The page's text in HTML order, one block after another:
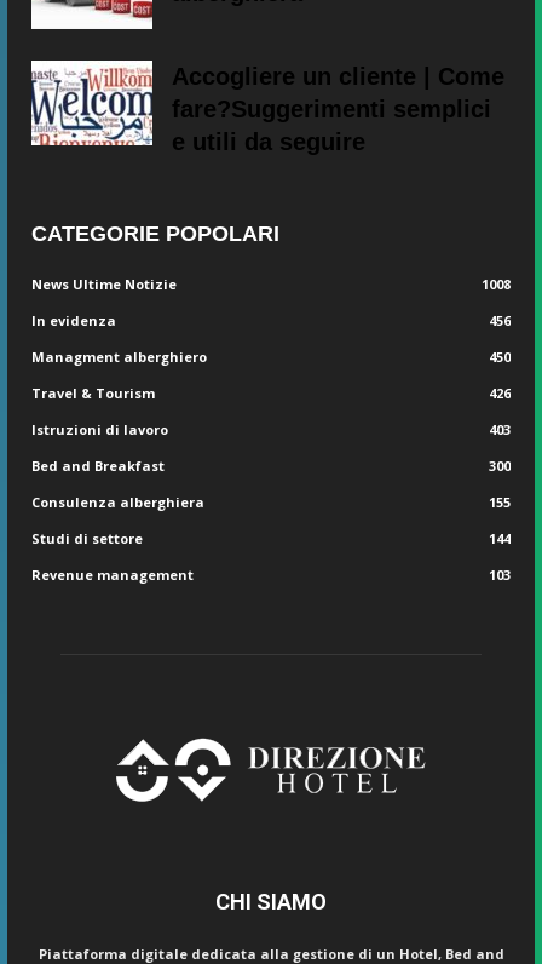
Accogliere un cliente | Come
fare?Suggerimenti semplici
e utili da seguire
CATEGORIE POPOLARI
News Ultime Notizie
1008
In evidenza
456
Managment alberghiero
450
Travel & Tourism
426
Istruzioni di lavoro
403
Bed and Breakfast
300
Consulenza alberghiera
155
Studi di settore
144
Revenue management
103
CHI SIAMO
Piattaforma digitale dedicata alla gestione di un Hotel, Bed and